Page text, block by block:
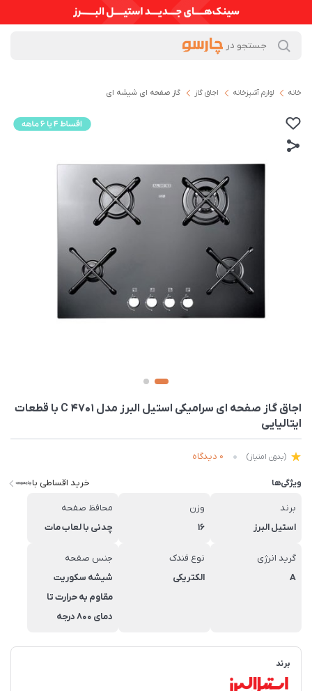
خانه لوازم آشپزخانه اجاق گاز گاز صفحه ای شیشه ای
اجاق گاز صفحه ای سرامیکی استیل البرز مدل C 4701 با قطعات
ایتالیایی
(بدون امتیاز) 0 دیدگاه
ویژگی‌ها خرید اقساطی با
برند
استیل البرز
وزن
16
محافظ صفحه
چدنی با لعاب مات
گرید انرژی
A
نوع فندک
الکتریکی
جنس صفحه
شیشه سکوریت
مقاوم به حرارت تا
دمای 800 درجه
برند